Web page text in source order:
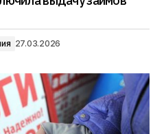
27.03.2026